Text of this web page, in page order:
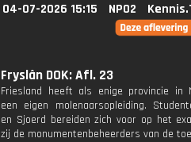
04-07-2026 15:15 NPO2
Fryslân DOK: Afl. 23
Friesland heeft als enige provincie in
een eigen molenaarsopleiding.
en Sjoerd bereiden zich voor op het
zij de monumentenbeheerders van de